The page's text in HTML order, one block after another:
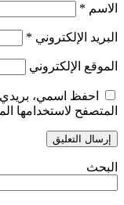
الاسم *
البريد الإلكتروني *
الموقع الإلكتروني
احفظ اسمي، بريدي
المتصفح لاستخدامها
البحث